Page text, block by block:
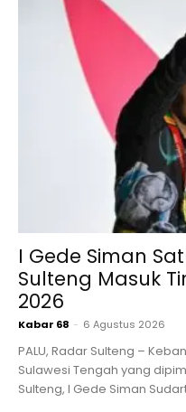
I Gede Siman
Sulteng Masuk
2026
Kabar 68 - 6 Agustus 2026
PALU, Radar Sulteng –
Sulawesi Tengah yang
Sulteng, I Gede Siman